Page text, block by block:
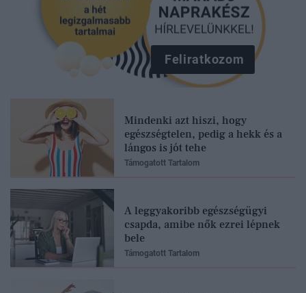
Feliratkozom
Mindenki azt hiszi, hogy
egészségtelen, pedig a hekk és a
lángos is jót tehe
Támogatott Tartalom
A leggyakoribb egészségügyi
csapda, amibe nők ezrei lépnek
bele
Támogatott Tartalom